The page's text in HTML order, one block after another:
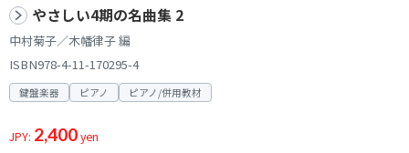
やさしい4期の名曲集 2
中村菊子／木幡律子 編
ISBN978-4-11-170295-4
鍵盤楽器 ピアノ ピアノ/併用教材
JPY: 2,400yen